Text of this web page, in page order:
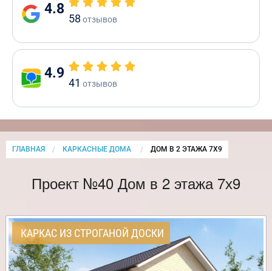
4.8
58 отзывов
4.9
41 отзывов
ГЛАВНАЯ КАРКАСНЫЕ ДОМА CURRENT:
ДОМ В 2 ЭТАЖА 7Х9
Проект №40 Дом в 2 этажа 7х9
КАРКАС ИЗ СТРОГАНОЙ ДОСКИ